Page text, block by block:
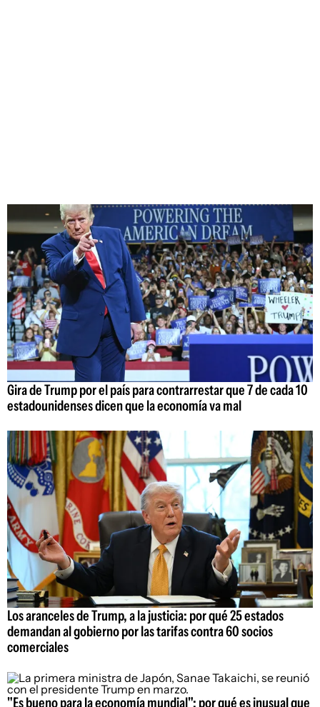
Gira de Trump por el país para contrarrestar que 7 de cada 10
estadounidenses dicen que la economía va mal
Los aranceles de Trump, a la justicia: por qué 25 estados
demandan al gobierno por las tarifas contra 60 socios
comerciales
"Es bueno para la economía mundial": por qué es inusual que